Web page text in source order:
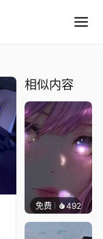
相似内容
免费 492辰东